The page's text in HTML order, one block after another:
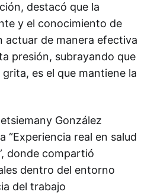
destacó que la
y el conocimiento de
actuar de manera efectiva
presión, subrayando que
grita, es el que mantiene la
González
“Experiencia real en salud
donde compartió
dentro del entorno
del trabajo